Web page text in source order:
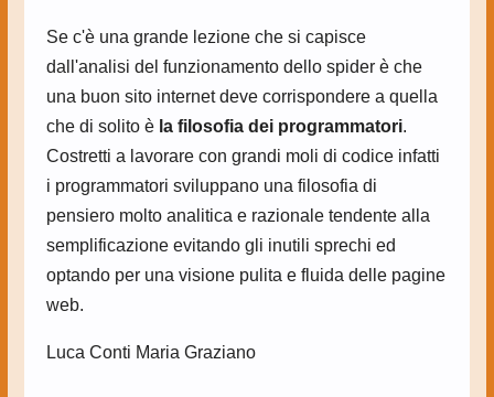
Se c'è una grande lezione che si capisce
dall'analisi del funzionamento dello spider è che
una buon sito internet deve corrispondere a quella
che di solito è la filosofia dei programmatori.
Costretti a lavorare con grandi moli di codice infatti
i programmatori sviluppano una filosofia di
pensiero molto analitica e razionale tendente alla
semplificazione evitando gli inutili sprechi ed
optando per una visione pulita e fluida delle pagine
web.
Luca Conti Maria Graziano